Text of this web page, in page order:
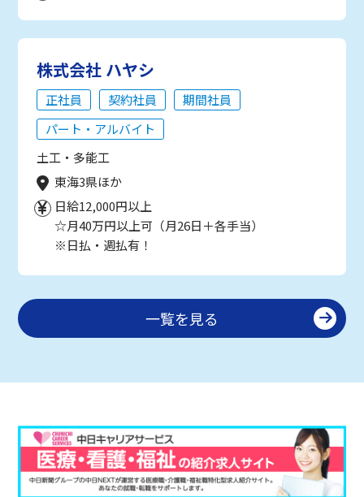
株式会社 ハヤシ
正社員 契約社員
期間社員
パート・アルバイト
土工・多能工
東海3県ほか
日給12,000円以上
☆月40万円以上可（月26日＋各手当）
※日払・週払有！
一覧を見る